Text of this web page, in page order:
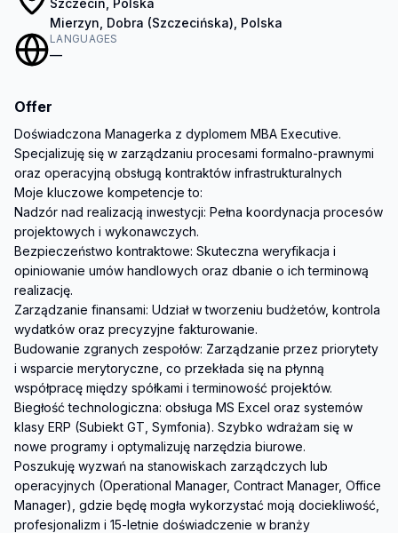
Szczecin, Polska
Mierzyn, Dobra (Szczecińska), Polska
LANGUAGES
—
Offer
Doświadczona Managerka z dyplomem MBA Executive.
Specjalizuję się w zarządzaniu procesami formalno-prawnymi
oraz operacyjną obsługą kontraktów infrastrukturalnych
Moje kluczowe kompetencje to:
Nadzór nad realizacją inwestycji: Pełna koordynacja procesów
projektowych i wykonawczych.
Bezpieczeństwo kontraktowe: Skuteczna weryfikacja i
opiniowanie umów handlowych oraz dbanie o ich terminową
realizację.
Zarządzanie finansami: Udział w tworzeniu budżetów, kontrola
wydatków oraz precyzyjne fakturowanie.
Budowanie zgranych zespołów: Zarządzanie przez priorytety
i wsparcie merytoryczne, co przekłada się na płynną
współpracę między spółkami i terminowość projektów.
Biegłość technologiczna: obsługa MS Excel oraz systemów
klasy ERP (Subiekt GT, Symfonia). Szybko wdrażam się w
nowe programy i optymalizuję narzędzia biurowe.
Poszukuję wyzwań na stanowiskach zarządczych lub
operacyjnych (Operational Manager, Contract Manager, Office
Manager), gdzie będę mogła wykorzystać moją dociekliwość,
profesjonalizm i 15-letnie doświadczenie w branży